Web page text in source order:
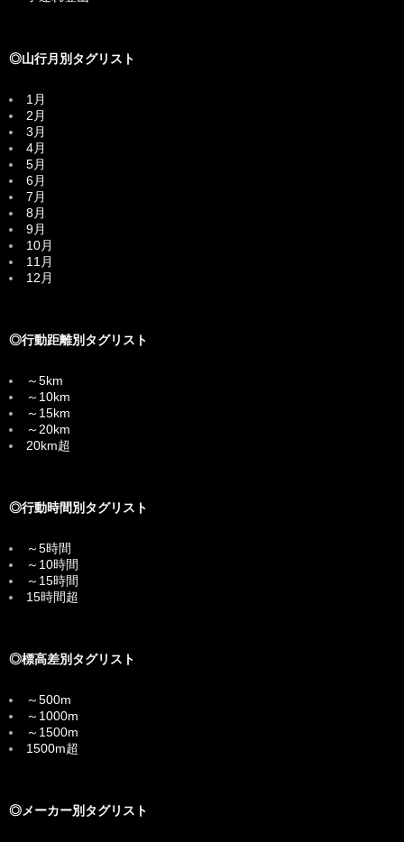
◎山行月別タグリスト
1月
2月
3月
4月
5月
6月
7月
8月
9月
10月
11月
12月
◎行動距離別タグリスト
～5km
～10km
～15km
～20km
20km超
◎行動時間別タグリスト
～5時間
～10時間
～15時間
15時間超
◎標高差別タグリスト
～500m
～1000m
～1500m
1500m超
◎メーカー別タグリスト